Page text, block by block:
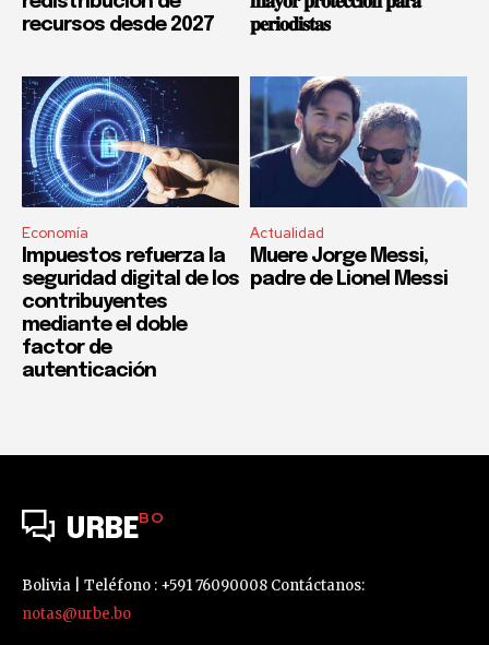
recursos desde 2027
𝐩𝐞𝐫𝐢𝐨𝐝𝐢𝐬𝐭𝐚𝐬
Economía
Impuestos refuerza la
seguridad digital de los
contribuyentes
mediante el doble
factor de
autenticación
Actualidad
Muere Jorge Messi,
padre de Lionel Messi
URBEBO
Bolivia | Teléfono : +591 76090008 Contáctanos:
notas@urbe.bo